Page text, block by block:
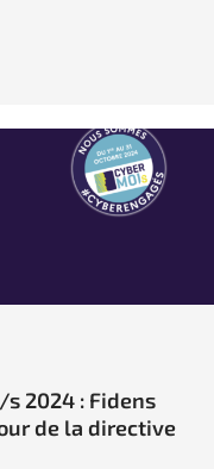
2024 : Fidens
de la directive